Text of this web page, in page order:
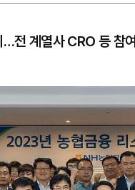
전 계열사 CRO 등 참여